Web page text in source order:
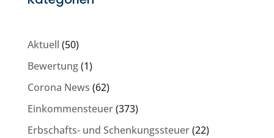
Aktuell (50)
Bewertung(1)
Corona News (62)
Einkommensteuer(373)
Erbschafts- und Schenkungssteuer(22)